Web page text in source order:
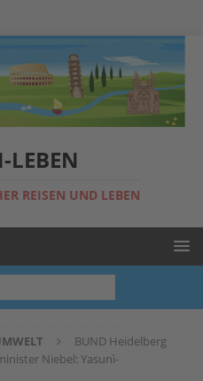
LEBEN
REISEN UND LEBEN
BUND Heidelberg
Niebel: Yasunì-